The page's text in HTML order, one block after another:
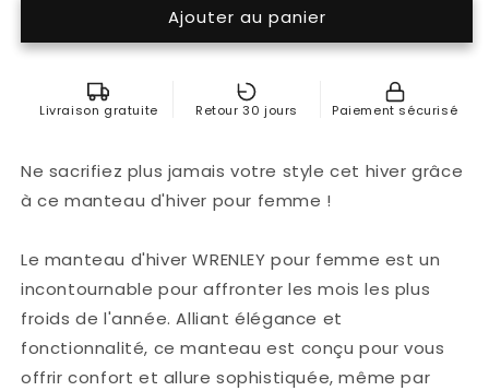
Ajouter au panier
Livraison gratuite Retour 30 jours Paiement sécurisé
Ne sacrifiez plus jamais votre style cet hiver grâce
à ce manteau d'hiver pour femme !
Le manteau d'hiver WRENLEY pour femme est un
incontournable pour affronter les mois les plus
froids de l'année. Alliant élégance et
fonctionnalité, ce manteau est conçu pour vous
offrir confort et allure sophistiquée, même par